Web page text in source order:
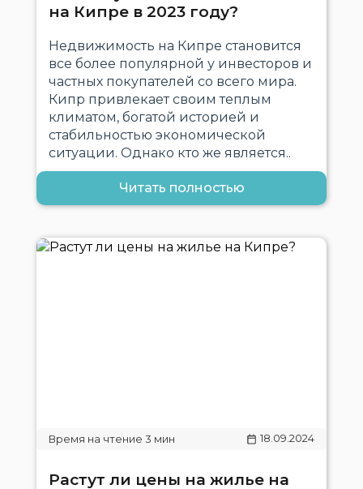
на Кипре в 2023 году?
Недвижимость на Кипре становится
все более популярной у инвесторов и
частных покупателей со всего мира.
Кипр привлекает своим теплым
климатом, богатой историей и
стабильностью экономической
ситуации. Однако кто же является..
Читать полностью
18.09.2024
Растут ли цены на жилье на